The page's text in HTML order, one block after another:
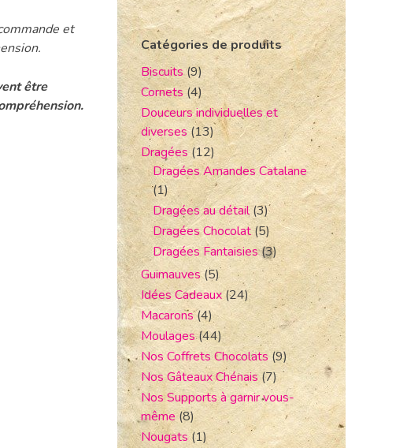
et
être
Catégories de produits
Biscuits (9)
Cornets (4)
Douceurs individuelles et
diverses (13)
Dragées (12)
Dragées Amandes Catalane
(1)
Dragées au détail (3)
Dragées Chocolat (5)
Dragées Fantaisies(3)
Guimauves (5)
Idées Cadeaux(24)
Macarons(4)
Moulages(44)
Nos Coffrets Chocolats (9)
Nos Gâteaux Chénais (7)
Nos Supports à garnir vous-
même (8)
Nougats (1)